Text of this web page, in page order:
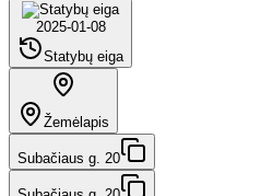
2025-01-08
Statybų eiga
Žemėlapis
Subačiaus g. 20